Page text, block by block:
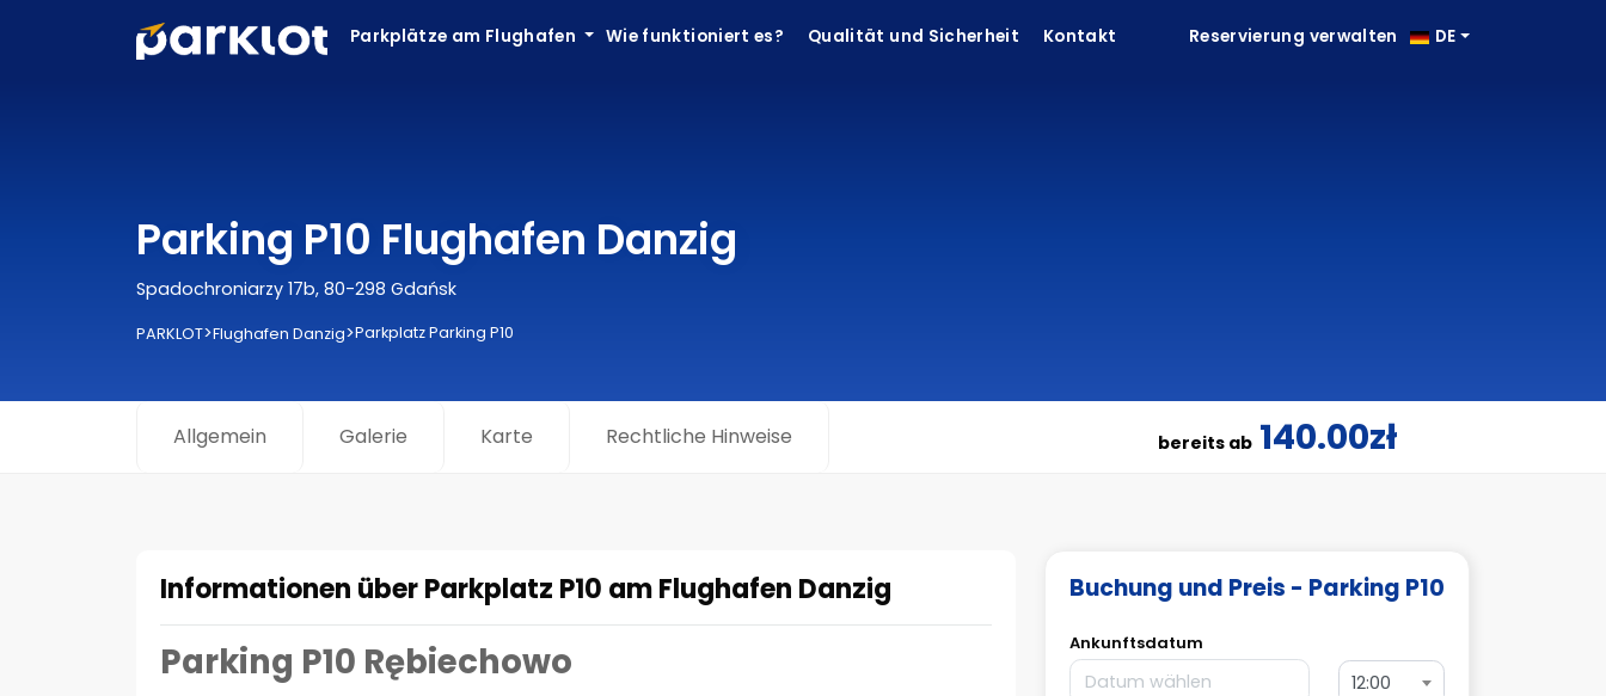
Parkplätze am Flughafen Wie funktioniert es? Qualität und Sicherheit Kontakt Reservierung verwalten DE
Parking P10 Flughafen Danzig
Spadochroniarzy 17b, 80-298 Gdańsk
PARKLOT>Flughafen Danzig>Parkplatz Parking P10
Allgemein Galerie Karte Rechtliche Hinweise bereits ab 140.00zł
Informationen über Parkplatz P10 am Flughafen Danzig
Parking P10 Rębiechowo
Buchung und Preis - Parking P10
Ankunftsdatum
12:00